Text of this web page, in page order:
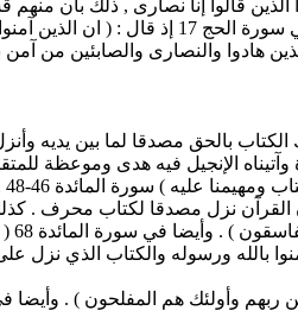
آمنوا الذين قالوا إنا نصارى , ذلك
. ونلاحظ هنا تمييزه بين النصارى عن الذين أشركوا , فلو كان النصارى من
هادوا والنصارى والصابئين من آمن
بالحق مصدقا لما بين يديه وأنزل
من التوراة وآتيناه الإنجيل فيه هدى وموعظة
القرآن نزل مصدقا لكتاب محرف .
آمنوا بالله ورسوله والكتاب الذي